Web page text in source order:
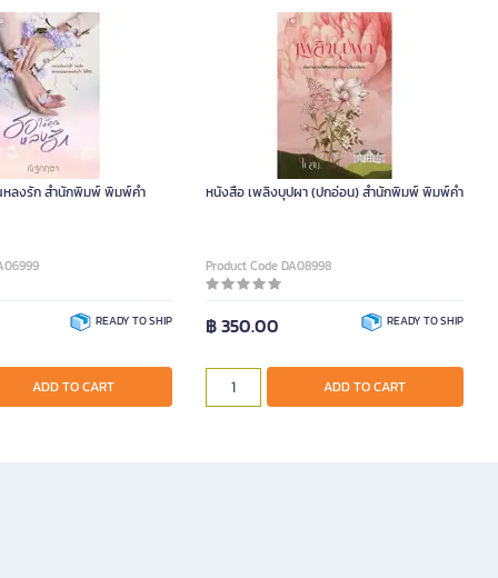
ลงรัก สำนักพิมพ์ พิมพ์คำ
READY TO SHIP
ADD TO CART
หนังสือ เพลิงบุปผา (ปกอ่อน) สำนักพิมพ์ พิมพ์คำ
Product Code DA08998
฿ 350.00 READY TO SHIP
ADD TO CART